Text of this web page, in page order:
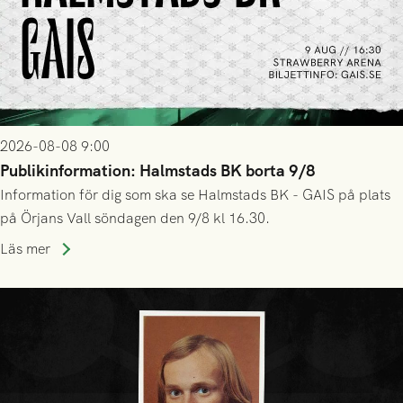
2026-08-08 9:00
Publikinformation: Halmstads BK borta 9/8
Information för dig som ska se Halmstads BK - GAIS på plats
på Örjans Vall söndagen den 9/8 kl 16.30.
Läs mer